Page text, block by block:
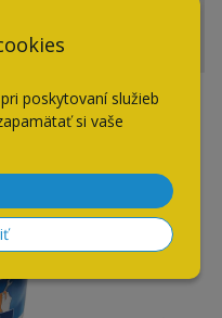
poskytovaní služieb
si vaše